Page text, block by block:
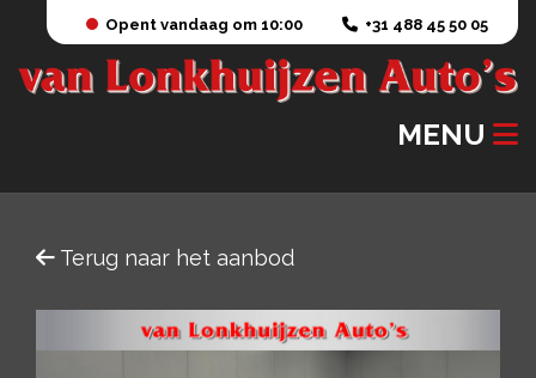
Opent vandaag om 10:00 +31 488 45 50 05
MENU
Terug naar het aanbod